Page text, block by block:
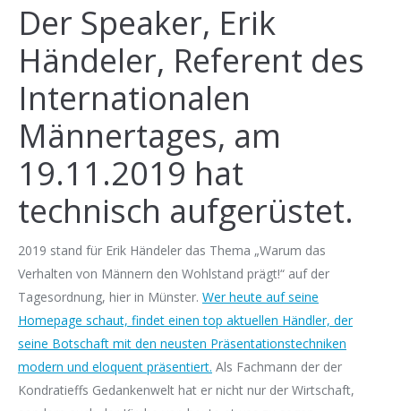
Der Speaker, Erik
Händeler, Referent des
Internationalen
Männertages, am
19.11.2019 hat
technisch aufgerüstet.
2019 stand für Erik Händeler das Thema „Warum das
Verhalten von Männern den Wohlstand prägt!“ auf der
Tagesordnung, hier in Münster. Wer heute auf seine
Homepage schaut, findet einen top aktuellen Händler, der
seine Botschaft mit den neusten Präsentationstechniken
modern und eloquent präsentiert. Als Fachmann der der
Kondratieffs Gedankenwelt hat er nicht nur der Wirtschaft,